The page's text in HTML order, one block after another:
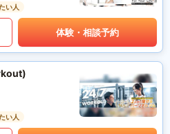
い人
体験・相談予約
い人